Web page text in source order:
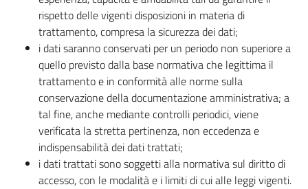
rispetto delle vigenti disposizioni in materia di
trattamento, compresa la sicurezza dei dati;
i dati saranno conservati per un periodo non superiore a
quello previsto dalla base normativa che legittima il
trattamento e in conformità alle norme sulla
conservazione della documentazione amministrativa; a
tal fine, anche mediante controlli periodici, viene
verificata la stretta pertinenza, non eccedenza e
indispensabilità dei dati trattati;
i dati trattati sono soggetti alla normativa sul diritto di
accesso, con le modalità e i limiti di cui alle leggi vigenti.